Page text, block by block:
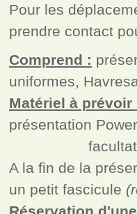
Pour les
prendre contact
Comprend :
uniformes,
Matériel à prévoir
présentation
A la fin de la
un petit fascicule